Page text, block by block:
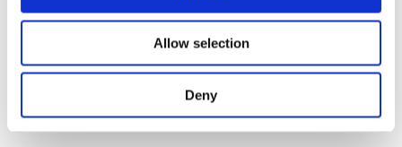
Allow selection
Deny
Lava